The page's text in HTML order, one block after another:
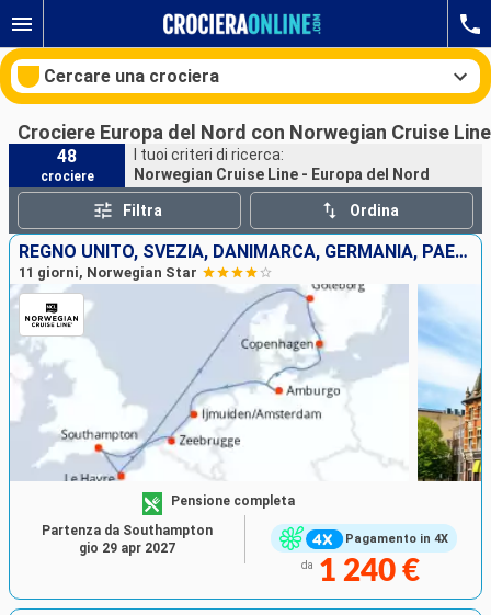
Cercare una crociera
Le nostre destinazioni
Mesi di partenza
Porti Compagnie
Ricerca
Crociere Europa del Nord con Norwegian Cruise Line
48
crociere
I tuoi criteri di ricerca:
Norwegian Cruise Line - Europa del Nord
Filtra Ordina
REGNO UNITO, SVEZIA, DANIMARCA, GERMANIA, PAESI BASSI, BELGIO, FRANCIA
11 giorni, Norwegian Star
Pagamento in 4X
Pensione completa
da 1 240 €
Partenza da Southampton
gio 29 apr 2027